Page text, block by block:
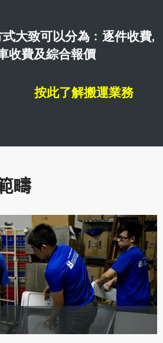
大致可以分為﹕逐件收費,
收費及綜合報價
按此了解搬運業務
疇